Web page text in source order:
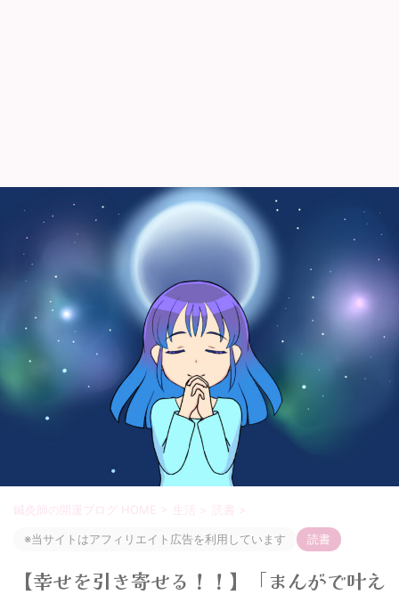
鍼灸師の開運ブログ HOME > 生活 > 読書 >
※当サイトはアフィリエイト広告を利用しています 読書
【幸せを引き寄せる！！】「まんがで叶え